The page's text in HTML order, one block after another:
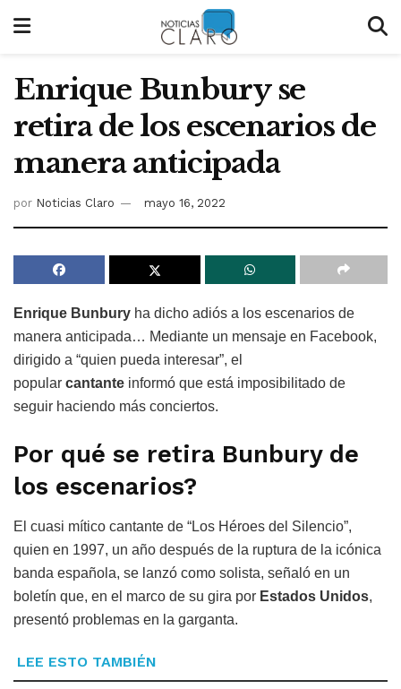
Enrique Bunbury se
retira de los escenarios de
manera anticipada
por Noticias Claro mayo 16, 2022
Enrique Bunbury ha dicho adiós a los escenarios de
manera anticipada… Mediante un mensaje en Facebook,
dirigido a “quien pueda interesar”, el
popular cantante informó que está imposibilitado de
seguir haciendo más conciertos.
Por qué se retira Bunbury de
los escenarios?
El cuasi mítico cantante de “Los Héroes del Silencio”,
quien en 1997, un año después de la ruptura de la icónica
banda española, se lanzó como solista, señaló en un
boletín que, en el marco de su gira por Estados Unidos,
presentó problemas en la garganta.
LEE ESTO TAMBIÉN